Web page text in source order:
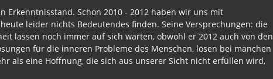
Erkenntnisstand. Schon 2010 - 2012 haben wir uns mit
leider nichts Bedeutendes finden. Seine Versprechungen: die
lassen noch immer auf sich warten, obwohl er 2012 auch von den
für die inneren Probleme des Menschen, lösen bei manchen
als eine Hoffnung, die sich aus unserer Sicht nicht erfüllen wird,